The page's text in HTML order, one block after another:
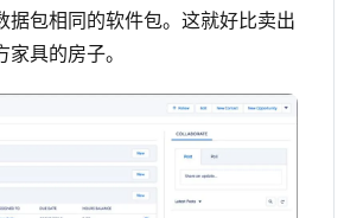
据包相同的软件包。这就好比卖出
具的房子。